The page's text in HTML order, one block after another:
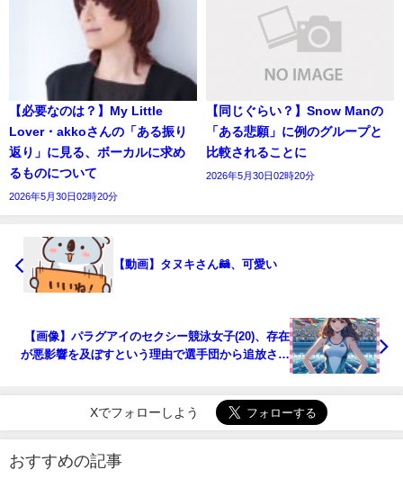
【必要なのは？】My Little
Lover・akkoさんの「ある振り
返り」に見る、ボーカルに求め
るものについて
2026年5月30日02時20分
【同じぐらい？】Snow Manの
「ある悲願」に例のグループと
比較されることに
2026年5月30日02時20分
【動画】タヌキさん🦝、可愛い
【画像】パラグアイのセクシー競泳女子(20)、存在
が悪影響を及ぼすという理由で選手団から追放され
Xでフォローしよう
おすすめの記事